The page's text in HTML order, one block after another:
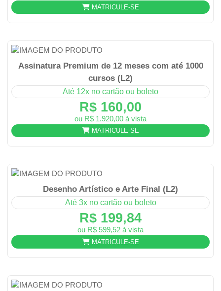
MATRICULE-SE
Assinatura Premium de 12 meses com até 1000
cursos (L2)
Até 12x no cartão ou boleto
R$ 160,00
ou R$ 1.920,00 à vista
MATRICULE-SE
Desenho Artístico e Arte Final (L2)
Até 3x no cartão ou boleto
R$ 199,84
ou R$ 599,52 à vista
MATRICULE-SE